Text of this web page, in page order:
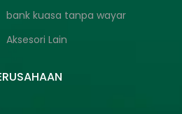
bank kuasa tanpa wayar
Aksesori Lain